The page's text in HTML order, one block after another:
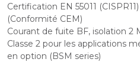
Certification EN 55011
(Conformité CEM)
Courant de fuite BF, isolation 2
Classe 2 pour les applications
en option (BSM series)